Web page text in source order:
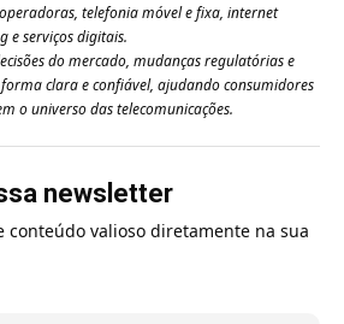
telefonia móvel e fixa, internet
e serviços digitais.
do mercado, mudanças regulatórias e
clara e confiável, ajudando consumidores
o universo das telecomunicações.
newsletter
conteúdo valioso diretamente na sua